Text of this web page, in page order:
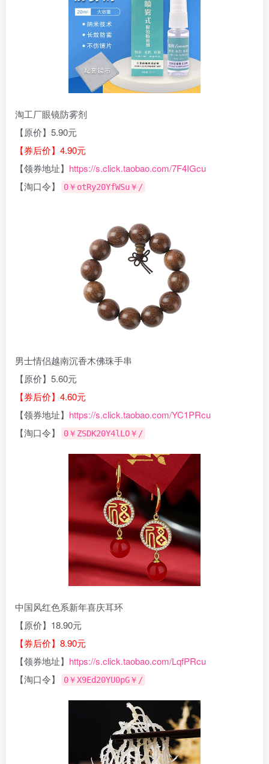
淘工厂眼镜防雾剂
【原价】5.90元
【券后价】4.90元
【领券地址】 https://s.click.taobao.com/7F4IGcu
【淘口令】
0￥otRy20YfWSu￥/
男士情侣越南沉香木佛珠手串
【原价】5.60元
【券后价】4.60元
【领券地址】 https://s.click.taobao.com/YC1PRcu
【淘口令】
0￥ZSDK20Y4lLO￥/
中国风红色系新年喜庆耳环
【原价】18.90元
【券后价】8.90元
【领券地址】 https://s.click.taobao.com/LqfPRcu
【淘口令】
0￥X9Ed20YU0pG￥/